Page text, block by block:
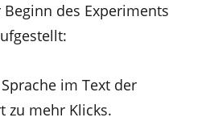
des Experiments
im Text der
zu mehr Klicks.